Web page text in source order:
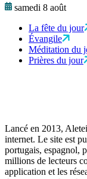
samedi 8 août
La fête du jour
Évangile
Méditation du
Prières du jour
Lancé en 2013,
internet. Le site est
portugais, espagnol,
millions de lecteurs
application et les